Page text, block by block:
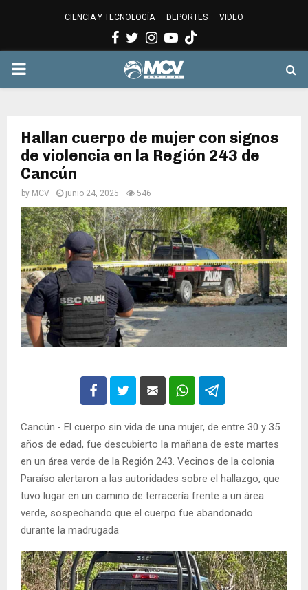
CIENCIA Y TECNOLOGÍA DEPORTES VIDEO
Facebook
Twitter
Instagram
Youtube
PRIMARY
Hallan cuerpo de mujer con signos
de violencia en la Región 243 de
Cancún
by MCV junio 24, 2025 546
Cancún.- El cuerpo sin vida de una mujer, de entre 30 y 35
años de edad, fue descubierto la mañana de este martes
en un área verde de la Región 243. Vecinos de la colonia
Paraíso alertaron a las autoridades sobre el hallazgo, que
tuvo lugar en un camino de terracería frente a un área
verde, sospechando que el cuerpo fue abandonado
durante la madrugada